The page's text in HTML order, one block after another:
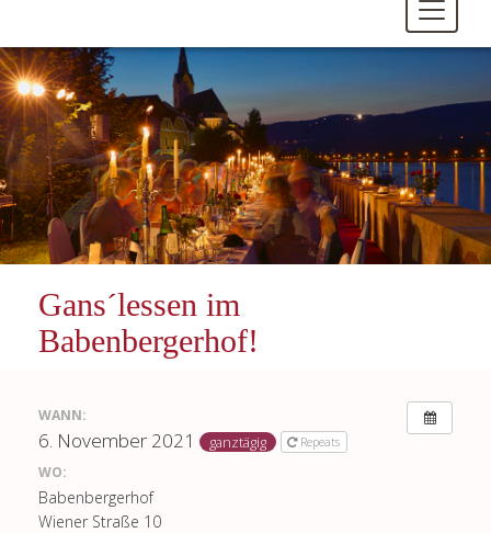
Mobile
Gans´lessen im
Babenbergerhof!
WANN:
6. November 2021 ganztägig Repeats
WO:
Babenbergerhof
Wiener Straße 10